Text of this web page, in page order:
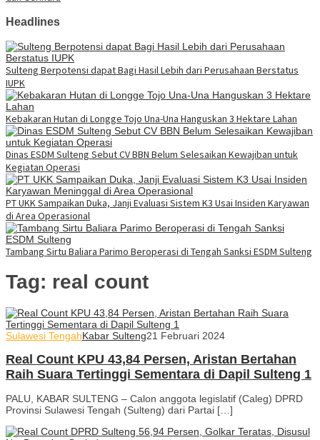
Headlines
Sulteng Berpotensi dapat Bagi Hasil Lebih dari Perusahaan Berstatus
IUPK
Kebakaran Hutan di Longge Tojo Una-Una Hanguskan 3 Hektare Lahan
Dinas ESDM Sulteng Sebut CV BBN Belum Selesaikan Kewajiban untuk
Kegiatan Operasi
PT UKK Sampaikan Duka, Janji Evaluasi Sistem K3 Usai Insiden Karyawan
di Area Operasional
Tambang Sirtu Baliara Parimo Beroperasi di Tengah Sanksi ESDM Sulteng
Tag: real count
Sulawesi TengahKabar Sulteng21 Februari 2024
Real Count KPU 43,84 Persen, Aristan Bertahan
Raih Suara Tertinggi Sementara di Dapil Sulteng 1
PALU, KABAR SULTENG – Calon anggota legislatif (Caleg) DPRD
Provinsi Sulawesi Tengah (Sulteng) dari Partai […]